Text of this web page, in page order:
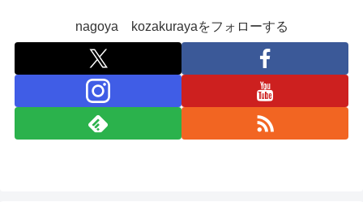
nagoya kozakurayaをフォローする